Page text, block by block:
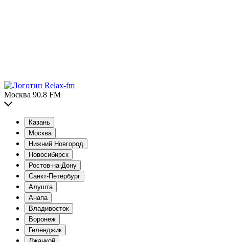
Москва 90.8 FM
Казань
Москва
Нижний Новгород
Новосибирск
Ростов-на-Дону
Санкт-Петербург
Алушта
Анапа
Владивосток
Воронеж
Геленджик